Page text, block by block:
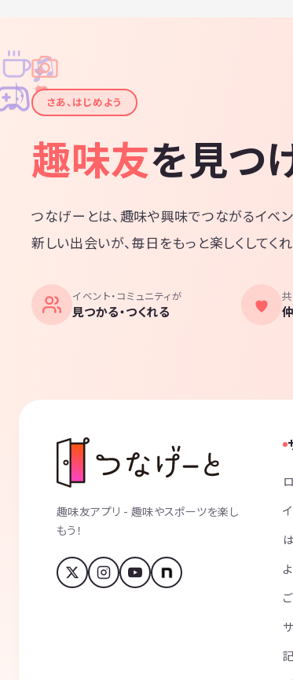
✦
✦
✧
✧
♪
♫
さあ、はじめよう
趣味友を見つ
つなげーとは、趣味や興味でつながるイベン
新しい出会いが、毎日をもっと楽しくしてくれ
イベント・コミュニティが
見つかる・つくれる
趣味友アプリ - 趣味やスポーツを楽し
もう！